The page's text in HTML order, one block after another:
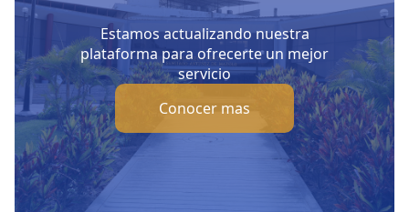
Estamos actualizando nuestra
plataforma para ofrecerte un mejor
servicio
Conocer mas